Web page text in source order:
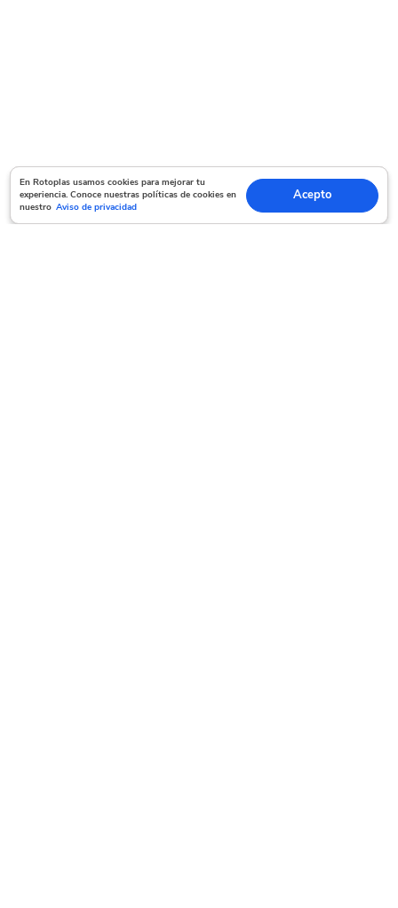
En Rotoplas usamos cookies para mejorar tu experiencia. Conoce nuestras políticas
de cookies en nuestro Aviso de privacidad Acepto
En Rotoplas usamos cookies para mejorar tu
experiencia. Conoce nuestras políticas de cookies en
nuestro Aviso de privacidad
Acepto